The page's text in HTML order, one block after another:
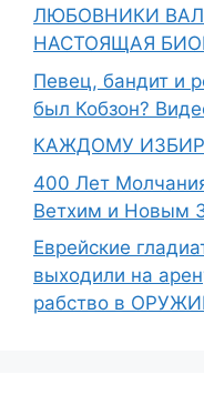
ЛЮБОВНИКИ
НАСТОЯЩАЯ
Певец, бандит и
был Кобзон?
КАЖДОМУ
400 Лет
Ветхим и Новым
Еврейские
выходили на
рабство в